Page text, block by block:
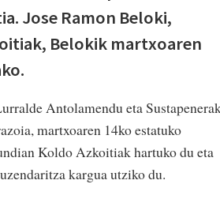
Jose Ramon Beloki,
Belokik martxoaren
Antolamendu eta
martxoaren 14ko estatuko
Koldo Azkoitiak hartuko du eta
kargua utziko du.